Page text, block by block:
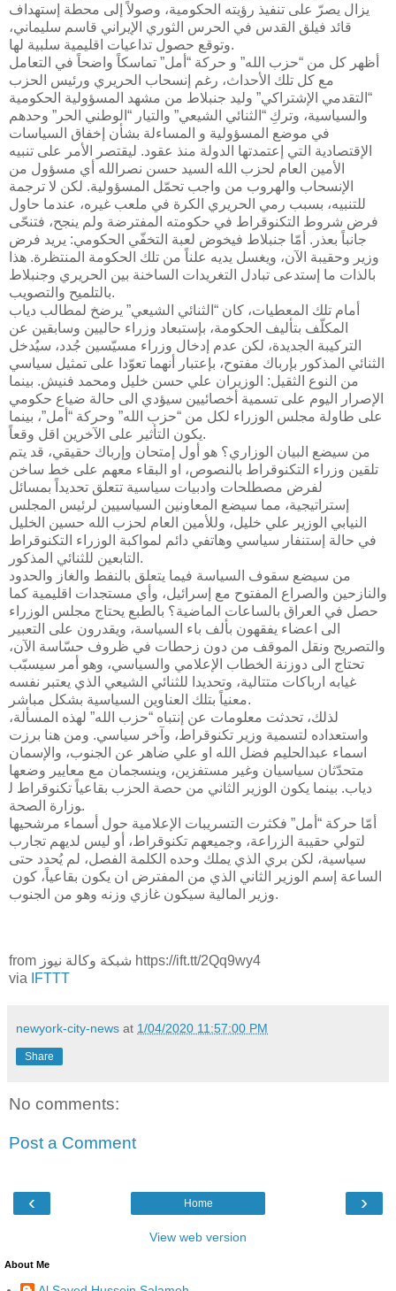
يزال يصرّ على تنفيذ رؤيته الحكومية، وصولاً إلى محطة إستهداف
قائد فيلق القدس في الحرس الثوري الإيراني ​قاسم سليماني​،
وتوقع حصول تداعيات اقليمية سلبية لها.
أظهر كل من “​حزب الله​” و حركة “أمل” تماسكاً واضحاً في التعامل
مع كل تلك الأحداث، رغم إنسحاب الحريري ورئيس الحزب
“التقدمي الإشتراكي” ​وليد جنبلاط​ من مشهد المسؤولية الحكومية
والسياسية، وتركِ “الثنائي الشيعي” والتيار “الوطني الحر” وحدهم
في موضع المسؤولية و المساءلة بشأن إخفاق السياسات
الإقتصادية التي إعتمدتها الدولة منذ عقود. ليقتصر الأمر على تنبيه
الأمين العام لحزب الله ​السيد حسن نصرالله​ أي مسؤول من
الإنسحاب والهروب من واجب تحمّل المسؤولية. لكن لا ترجمة
للتنبيه، بسبب رمي الحريري الكرة في ملعب غيره، عندما حاول
فرض شروط التكنوقراط في حكومته المفترضة ولم ينجح، فتنحّى
جانباً بعذر. أمّا جنبلاط فيخوض لعبة التخفّي الحكومي: يريد فرض
وزير وحقيبة الآن، ويغسل يديه علناً من تلك الحكومة المنتظرة. هذا
بالذات ما إستدعى تبادل التغريدات الساخنة بين الحريري وجنبلاط
بالتلميح والتصويب.
أمام تلك المعطيات، كان “الثنائي الشيعي” يرضخ لمطالب دياب
المكلّف ب​تأليف الحكومة​، بإستبعاد وزراء حاليين وسابقين عن
التركيبة الجديدة، لكن عدم إدخال وزراء مسيّسين جُدد، سيُدخل
الثنائي المذكور بإرباك مفتوح، بإعتبار أنهما تعوّدا على تمثيل سياسي
من النوع الثقيل: الوزيران ​علي حسن خليل​ ومحمد فنيش. بينما
الإصرار اليوم على تسمية أخصائيين سيؤدي الى حالة ضياع حكومي
على طاولة ​مجلس الوزراء​ لكل من “حزب الله” وحركة “أمل”، بينما
يكون التأثير على الآخرين اقل وقعاً.
من سيضع ​البيان الوزاري​؟ هو أول إمتحان وإرباك حقيقي، قد يتم
تلقين وزراء التكنوقراط بالنصوص، او البقاء معهم على خط ساخن
لفرض مصطلحات وادبيات سياسية تتعلق تحديداً بمسائل
إستراتيجية، مما سيضع المعاونين السياسيين لرئيس ​المجلس
النيابي​ الوزير علي خليل، وللأمين العام لحزب الله ​حسين الخليل​
في حالة إستنفار سياسي وهاتفي دائم لمواكبة الوزراء التكنوقراط
التابعين للثنائي المذكور.
من سيضع سقوف السياسة فيما يتعلق ب​النفط والغاز​ والحدود
والنازحين والصراع المفتوح مع إسرائيل، وأي مستجدات اقليمية كما
حصل في العراق بالساعات الماضية؟ بالطبع يحتاج مجلس الوزراء
الى اعضاء يفقهون بألف باء السياسة، ويقدرون على التعبير
والتصريح ونقل الموقف من دون زحطات في ظروف حسّاسة الآن،
تحتاج الى دوزنة الخطاب الإعلامي والسياسي، وهو أمر سيسبّب
غيابه ارباكات متتالية، وتحديدا للثنائي الشيعي الذي يعتبر نفسه
معنياً بتلك العناوين السياسية بشكل مباشر.
لذلك، تحدثت معلومات عن إنتباه “حزب الله” لهذه المسألة،
واستعداده لتسمية وزير تكنوقراط، وآخر سياسي. ومن هنا برزت
اسماء عبدالحليم فضل الله او علي ضاهر عن الجنوب، والإسمان
متحدّثان سياسيان وغير مستفزين، وينسجمان مع معايير وضعها
دياب. بينما يكون الوزير الثاني من حصة الحزب بقاعياً تكنوقراط ل​
وزارة الصحة​.
أمّا حركة “أمل” فكثرت التسريبات الإعلامية حول أسماء مرشحيها
لتولي حقيبة ​الزراعة​، وجميعهم تكنوقراط، أو ليس لديهم تجارب
سياسية، لكن بري الذي يملك وحده الكلمة الفصل، لم يُحدد حتى
الساعة إسم الوزير الثاني الذي من المفترض ان يكون بقاعياً، كون ​
وزير المالية​ سيكون غازي وزنه وهو من الجنوب.
from شبكة وكالة نيوز https://ift.tt/2Qq9wy4
via
IFTTT
newyork-city-news at 1/04/2020 11:57:00 PM
Share
No comments:
Post a Comment
‹ ›
Home
View web version
About Me